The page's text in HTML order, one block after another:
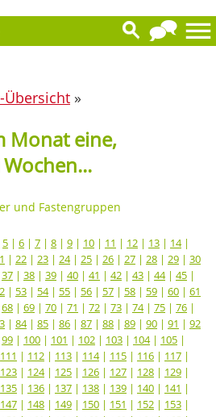
Übersicht »
Monat eine,
und Fastengruppen
5 | 6 | 7 | 8 | 9 | 10 | 11 | 12 | 13 | 14|
| 22 | 23 | 24| 25 | 26 | 27 | 28 | 29 | 30
37 | 38 | 39 | 40 | 41 | 42 | 43 | 44| 45 |
| 53 | 54| 55 | 56 | 57 | 58 | 59 | 60 | 61
68 | 69 | 70 | 71 | 72 | 73 | 74| 75 | 76 |
| 84| 85 | 86 | 87 | 88 | 89 | 90 | 91 | 92
99 | 100 | 101 | 102 | 103 | 104| 105 |
111 | 112 | 113 | 114| 115 | 116 | 117 |
123 | 124| 125 | 126 | 127 | 128 | 129 |
135 | 136 | 137 | 138 | 139 | 140 | 141 |
147 | 148 | 149 | 150 | 151 | 152 | 153 |